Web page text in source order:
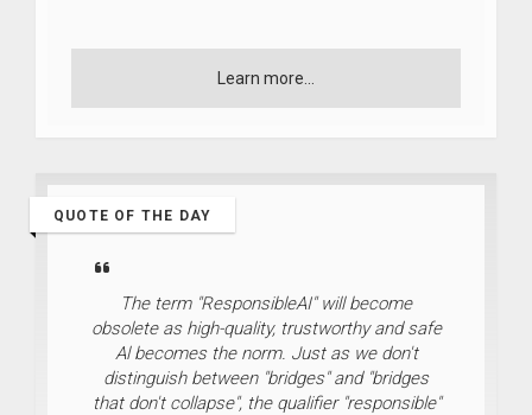
Learn more...
QUOTE OF THE DAY
The term "ResponsibleAI" will become
obsolete as high-quality, trustworthy and safe
Al becomes the norm. Just as we don't
distinguish between "bridges" and "bridges
that don't collapse", the qualifier "responsible"